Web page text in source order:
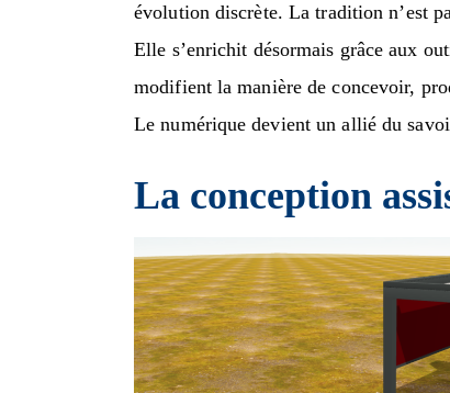
évolution discrète. La tradition n’est
Elle s’enrichit désormais grâce aux
modifient la manière de concevoir,
Le numérique devient un allié du
La conception